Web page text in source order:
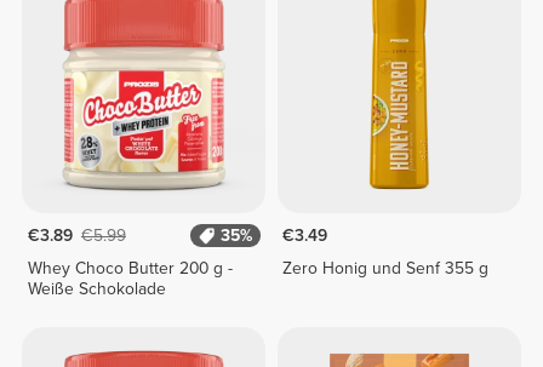
€3.89 €5.99
35%
Whey Choco Butter 200 g -
Weiße Schokolade
€3.49
Zero Honig und Senf 355 g